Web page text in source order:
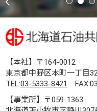
【本社】〒164-0012
東京都中野区本町一丁目
TEL:03-5333-8421
【事業所】〒059-1363